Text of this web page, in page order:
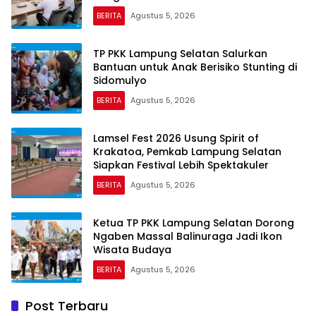
BERITA Agustus 5, 2026
TP PKK Lampung Selatan Salurkan
Bantuan untuk Anak Berisiko Stunting di
Sidomulyo
BERITA Agustus 5, 2026
Lamsel Fest 2026 Usung Spirit of
Krakatoa, Pemkab Lampung Selatan
Siapkan Festival Lebih Spektakuler
BERITA Agustus 5, 2026
Ketua TP PKK Lampung Selatan Dorong
Ngaben Massal Balinuraga Jadi Ikon
Wisata Budaya
BERITA Agustus 5, 2026
Post Terbaru